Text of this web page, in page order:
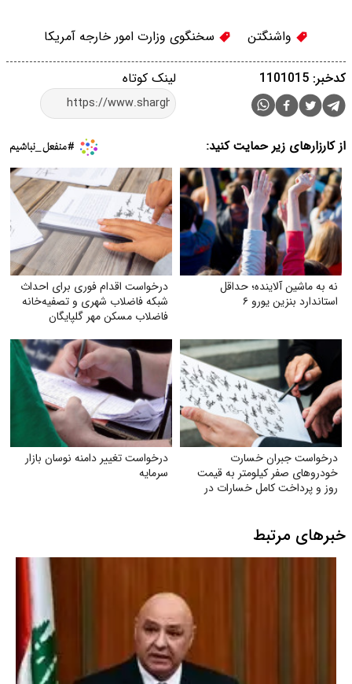
واشنگتن سخنگوی وزارت امور خارجه آمریکا
لینک کوتاه کدخبر: 1101015
از کارزارهای زیر حمایت کنید:
نه به ماشین آلاینده؛ حداقل
استاندارد بنزین یورو ۶
درخواست اقدام فوری برای احداث
شبکه فاضلاب شهری و تصفیه‌خانه
فاضلاب مسکن مهر گلپایگان
درخواست جبران خسارت
خودروهای صفر کیلومتر به قیمت
روز و پرداخت کامل خسارات در
درخواست تغییر دامنه نوسان بازار
سرمایه
خبرهای مرتبط